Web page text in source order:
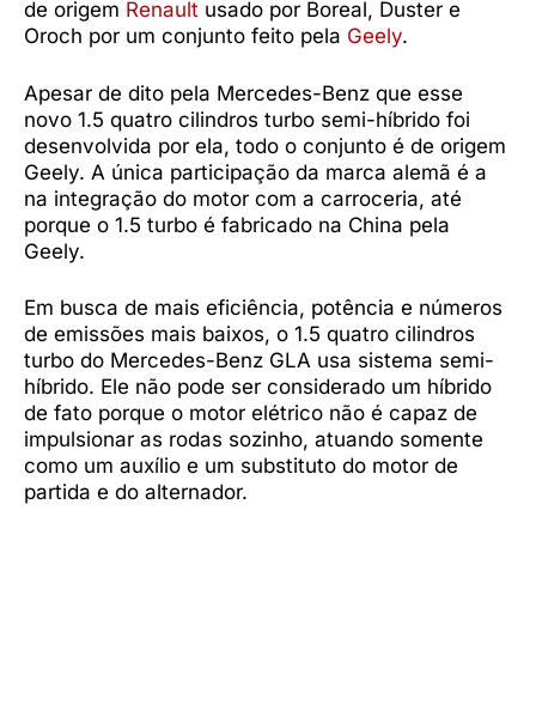
de origem Renault usado por Boreal, Duster e
Oroch por um conjunto feito pela Geely.
Apesar de dito pela Mercedes-Benz que esse
novo 1.5 quatro cilindros turbo semi-híbrido foi
desenvolvida por ela, todo o conjunto é de origem
Geely. A única participação da marca alemã é a
na integração do motor com a carroceria, até
porque o 1.5 turbo é fabricado na China pela
Geely.
Em busca de mais eficiência, potência e números
de emissões mais baixos, o 1.5 quatro cilindros
turbo do Mercedes-Benz GLA usa sistema semi-
híbrido. Ele não pode ser considerado um híbrido
de fato porque o motor elétrico não é capaz de
impulsionar as rodas sozinho, atuando somente
como um auxílio e um substituto do motor de
partida e do alternador.